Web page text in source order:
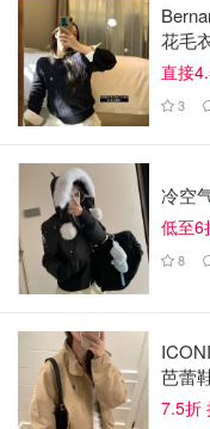
花毛
直接
3
冷空
低至6
8
芭蕾
7.5折